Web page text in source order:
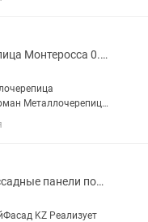
Толщина 0.45 и
от завода
Металлочерепица Монтеросса 0.45--0.50
Металлочерепица
Монтерроса
с улучшенной... Сайдинг и фассадные панели под кирпич. Рассрочка от банков
KZ Реализует